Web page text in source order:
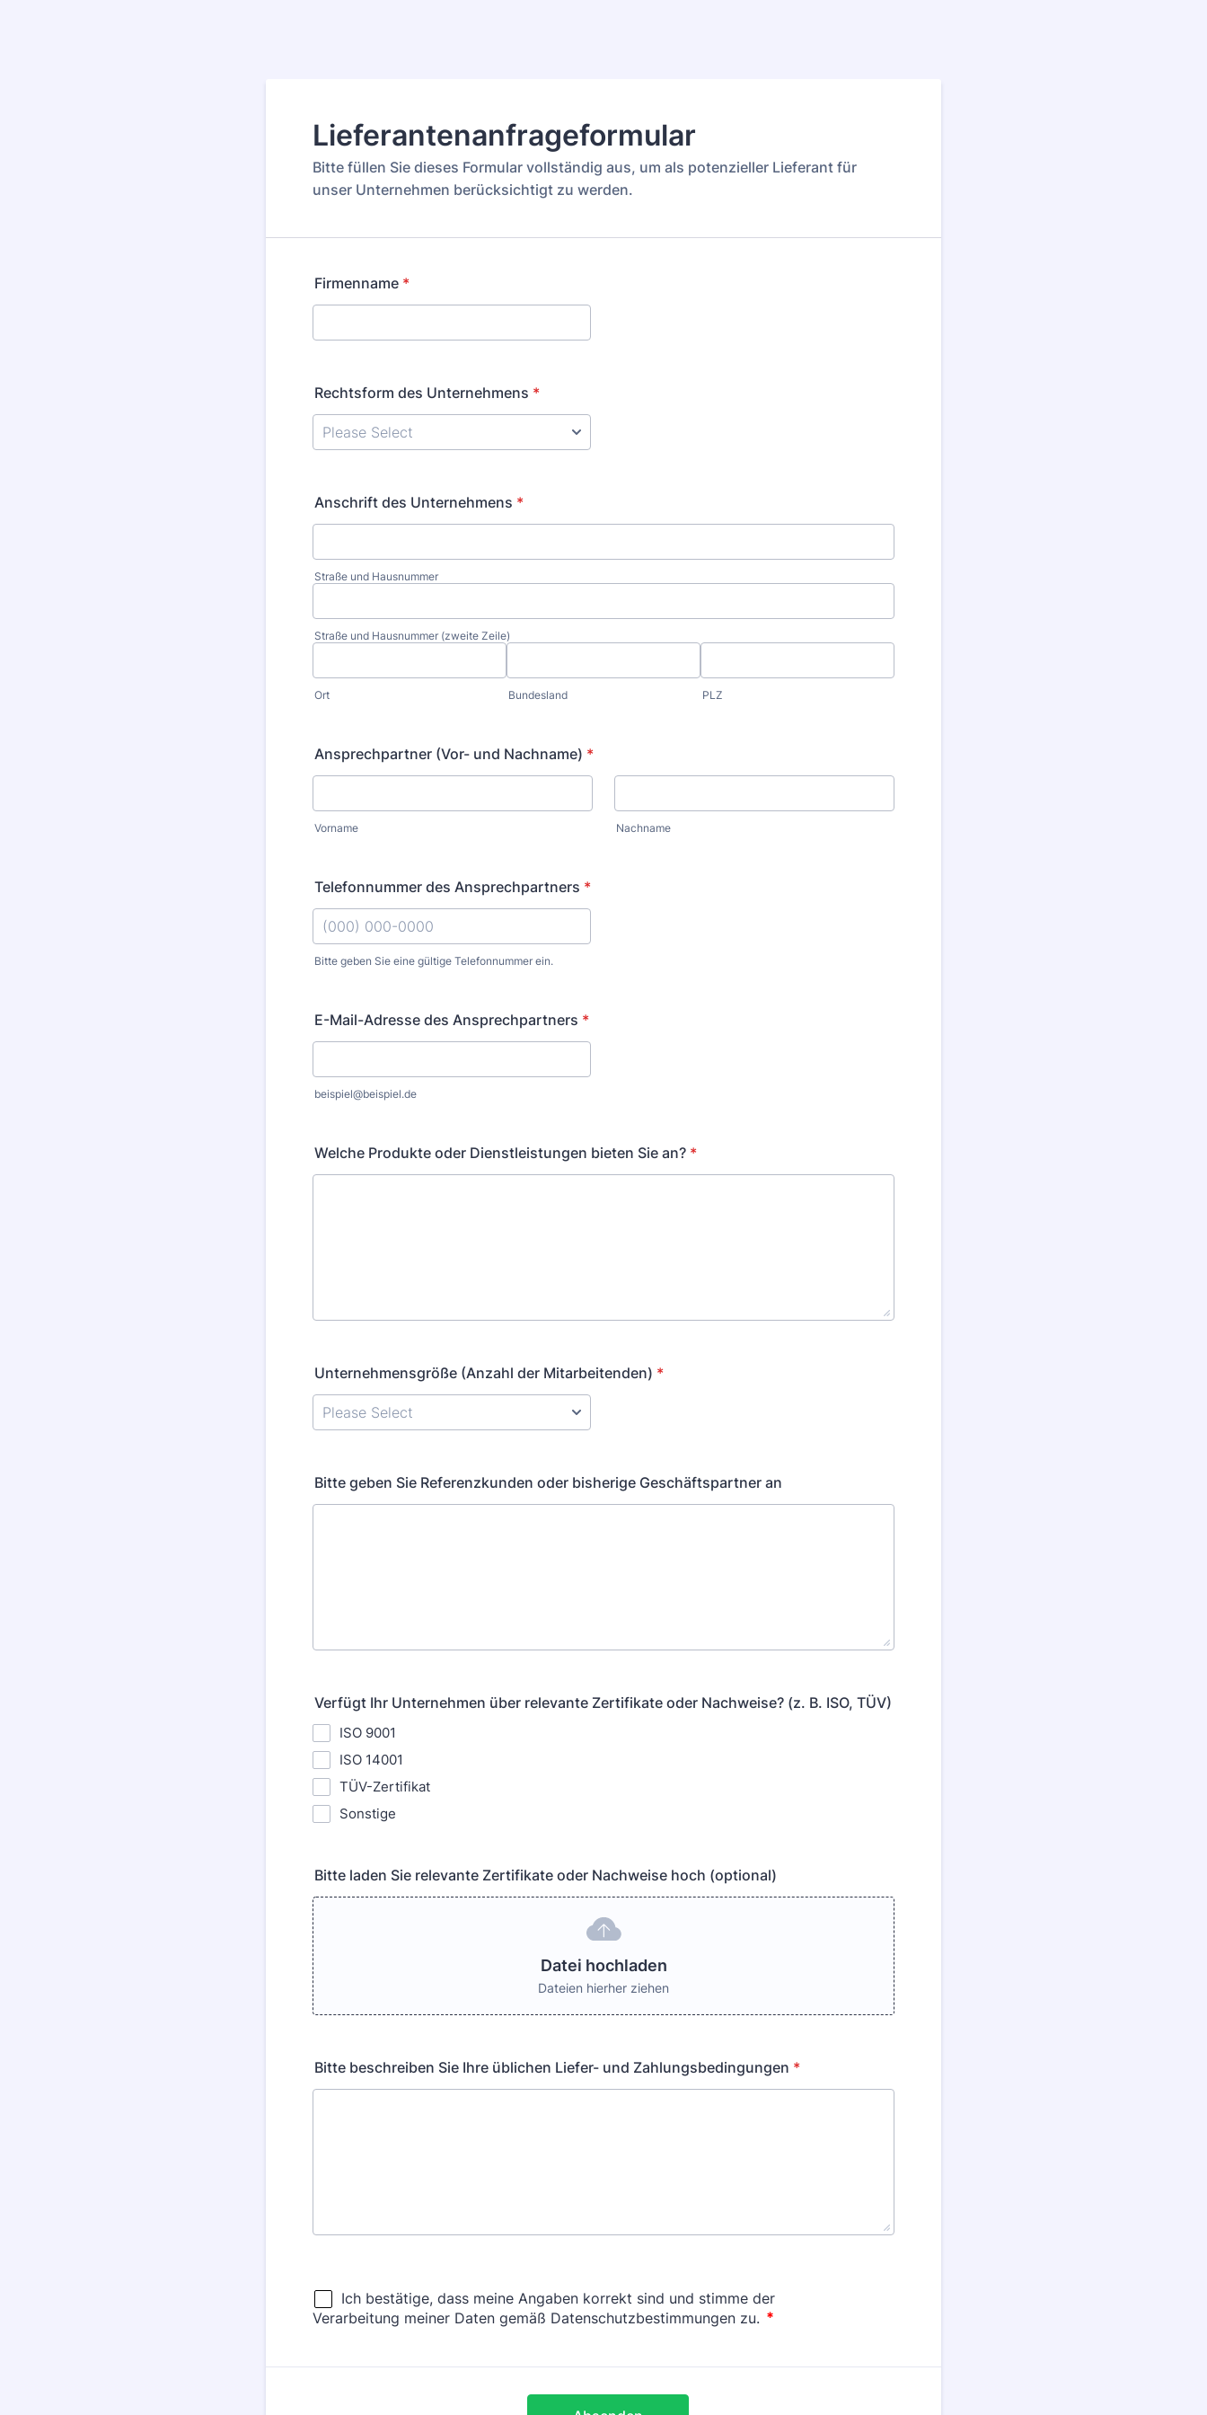
Lieferantenanfrageformular
Bitte füllen Sie dieses Formular vollständig aus, um als potenzieller Lieferant für
unser Unternehmen berücksichtigt zu werden.
Firmenname *
Rechtsform des Unternehmens *
Anschrift des Unternehmens *
Straße und Hausnummer
Straße und Hausnummer (zweite Zeile)
Ort Bundesland PLZ
Ansprechpartner (Vor- und Nachname) *
Vorname Nachname
Telefonnummer des Ansprechpartners *
Bitte geben Sie eine gültige Telefonnummer ein.
E-Mail-Adresse des Ansprechpartners *
beispiel@beispiel.de
Welche Produkte oder Dienstleistungen bieten Sie an? *
Unternehmensgröße (Anzahl der Mitarbeitenden) *
Bitte geben Sie Referenzkunden oder bisherige Geschäftspartner an
Verfügt Ihr Unternehmen über relevante Zertifikate oder Nachweise? (z. B. ISO, TÜV)
ISO 9001
ISO 14001
TÜV-Zertifikat
Sonstige
Bitte laden Sie relevante Zertifikate oder Nachweise hoch (optional)
Datei hochladen
Dateien hierher ziehen
Bitte beschreiben Sie Ihre üblichen Liefer- und Zahlungsbedingungen *